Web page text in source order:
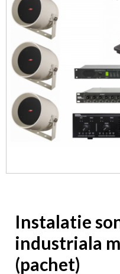
Instalatie
industriala
(pachet)